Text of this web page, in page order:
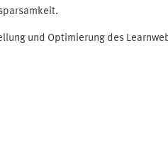
und Optimierung des